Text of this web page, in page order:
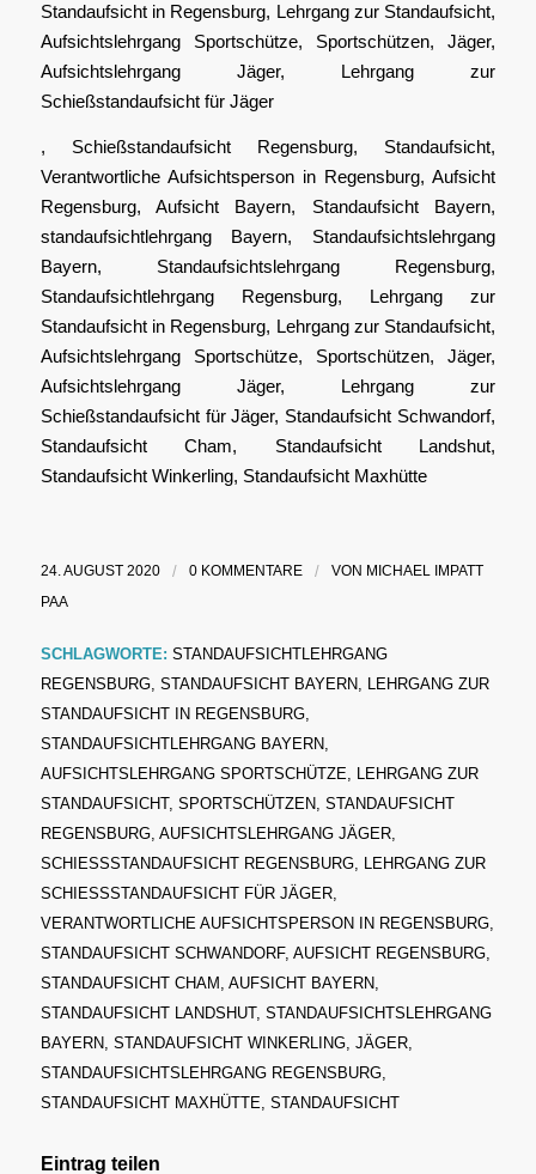
Standaufsicht in Regensburg, Lehrgang zur Standaufsicht,
Aufsichtslehrgang Sportschütze, Sportschützen, Jäger,
Aufsichtslehrgang Jäger, Lehrgang zur
Schießstandaufsicht für Jäger
, Schießstandaufsicht Regensburg, Standaufsicht,
Verantwortliche Aufsichtsperson in Regensburg, Aufsicht
Regensburg, Aufsicht Bayern, Standaufsicht Bayern,
standaufsichtlehrgang Bayern, Standaufsichtslehrgang
Bayern, Standaufsichtslehrgang Regensburg,
Standaufsichtlehrgang Regensburg, Lehrgang zur
Standaufsicht in Regensburg, Lehrgang zur Standaufsicht,
Aufsichtslehrgang Sportschütze, Sportschützen, Jäger,
Aufsichtslehrgang Jäger, Lehrgang zur
Schießstandaufsicht für Jäger, Standaufsicht Schwandorf,
Standaufsicht Cham, Standaufsicht Landshut,
Standaufsicht Winkerling, Standaufsicht Maxhütte
24. AUGUST 2020 / 0 KOMMENTARE / VON MICHAEL IMPATT
PAA
SCHLAGWORTE: STANDAUFSICHTLEHRGANG
REGENSBURG, STANDAUFSICHT BAYERN, LEHRGANG ZUR
STANDAUFSICHT IN REGENSBURG,
STANDAUFSICHTLEHRGANG BAYERN,
AUFSICHTSLEHRGANG SPORTSCHÜTZE, LEHRGANG ZUR
STANDAUFSICHT, SPORTSCHÜTZEN, STANDAUFSICHT
REGENSBURG, AUFSICHTSLEHRGANG JÄGER,
SCHIESSSTANDAUFSICHT REGENSBURG
, LEHRGANG ZUR
SCHIESSSTANDAUFSICHT FÜR JÄGER ,
VERANTWORTLICHE AUFSICHTSPERSON IN REGENSBURG,
STANDAUFSICHT SCHWANDORF, AUFSICHT REGENSBURG,
STANDAUFSICHT CHAM , AUFSICHT BAYERN,
STANDAUFSICHT LANDSHUT, STANDAUFSICHTSLEHRGANG
BAYERN, STANDAUFSICHT WINKERLING, JÄGER,
STANDAUFSICHTSLEHRGANG REGENSBURG,
STANDAUFSICHT MAXHÜTTE, STANDAUFSICHT
Eintrag teilen